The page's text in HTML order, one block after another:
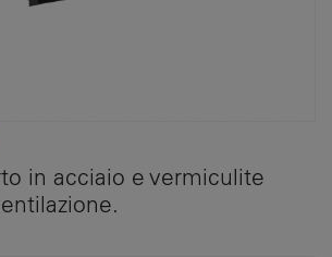
in acciaio e vermiculite